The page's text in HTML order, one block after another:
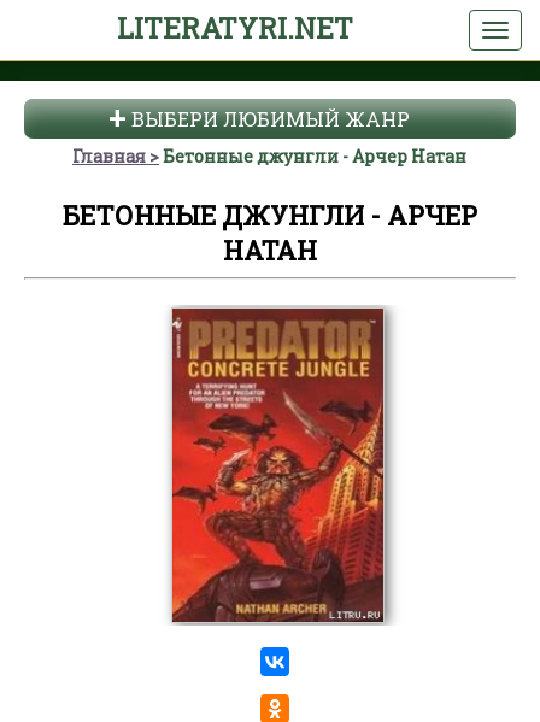
LITERATYRI.NET
ВЫБЕРИ ЛЮБИМЫЙ ЖАНР
Главная Бетонные джунгли - Арчер Натан
БЕТОННЫЕ ДЖУНГЛИ - АРЧЕР
НАТАН